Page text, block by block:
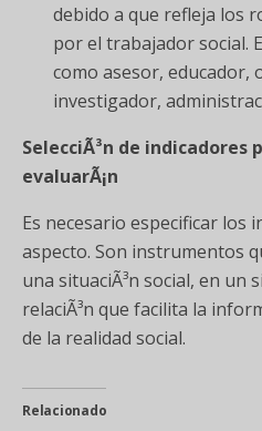
debido a que refleja los
por el trabajador social.
como asesor,
investigador,
SelecciÃ³n de indicadores
evaluarÃ¡n
Es necesario especificar los
aspecto. Son instrumentos
una situaciÃ³n social, en un
relaciÃ³n que facilita la
de la realidad social.
Relacionado